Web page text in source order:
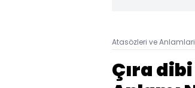
Atasözleri ve Anlamlari
Çıra